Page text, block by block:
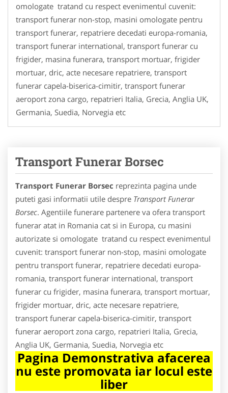
omologate tratand cu respect evenimentul cuvenit:
transport funerar non-stop, masini omologate pentru
transport funerar, repatriere decedati europa-romania,
transport funerar international, transport funerar cu
frigider, masina funerara, transport mortuar, frigider
mortuar, dric, acte necesare repatriere, transport
funerar capela-biserica-cimitir, transport funerar
aeroport zona cargo, repatrieri Italia, Grecia, Anglia UK,
Germania, Suedia, Norvegia etc
Transport Funerar Borsec
Transport Funerar Borsec reprezinta pagina unde
puteti gasi informatii utile despre Transport Funerar
Borsec. Agentiile funerare partenere va ofera transport
funerar atat in Romania cat si in Europa, cu masini
autorizate si omologate tratand cu respect evenimentul
cuvenit: transport funerar non-stop, masini omologate
pentru transport funerar, repatriere decedati europa-
romania, transport funerar international, transport
funerar cu frigider, masina funerara, transport mortuar,
frigider mortuar, dric, acte necesare repatriere,
transport funerar capela-biserica-cimitir, transport
funerar aeroport zona cargo, repatrieri Italia, Grecia,
Anglia UK, Germania, Suedia, Norvegia etc
Pagina Demonstrativa afacerea
nu este promovata iar locul este
liber